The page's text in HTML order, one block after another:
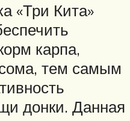
«Три Кита»
карпа,
тем самым
донки. Данная